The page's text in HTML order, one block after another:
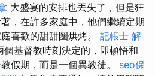
大盛宴的安排也丟失了，但是狂
，在許多家庭中，他們繼續定期
喜歡的甜甜圈烘烤。 記帳士 解
基督教時刻決定的，即頓悟和
假期，而是一個異教徒。 seo保